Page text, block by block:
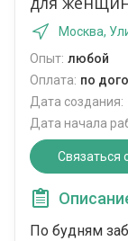
Москва,
Опыт: любой
Оплата: по
Дата создания:
Дата начала
Связаться
По будням